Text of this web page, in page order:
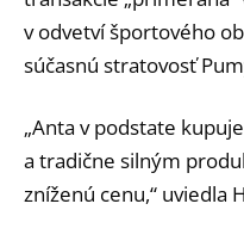
v odvetví športového
súčasnú stratovosť
„Anta v podstate
a tradične silným
zníženú cenu,“ uviedla